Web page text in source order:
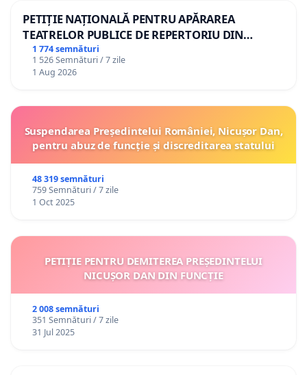
PETIȚIE NAȚIONALĂ PENTRU APĂRAREA
TEATRELOR PUBLICE DE REPERTORIU DIN
ROMÂNIA
1 774 semnături
1 526 Semnături / 7 zile
1 Aug 2026
Suspendarea Președintelui României, Nicușor Dan,
pentru abuz de funcție și discreditarea statului
48 319 semnături
759 Semnături / 7 zile
1 Oct 2025
PETIȚIE PENTRU DEMITEREA PREȘEDINTELUI
NICUȘOR DAN DIN FUNCȚIE
2 008 semnături
351 Semnături / 7 zile
31 Jul 2025